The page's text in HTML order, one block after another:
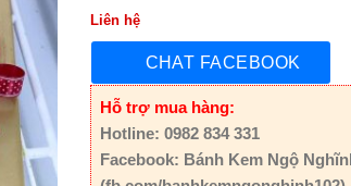
Liên hệ
CHAT FACEBOOK
Hỗ trợ mua hàng:
Hotline: 0982 834 331
Facebook: Bánh Kem Ngộ